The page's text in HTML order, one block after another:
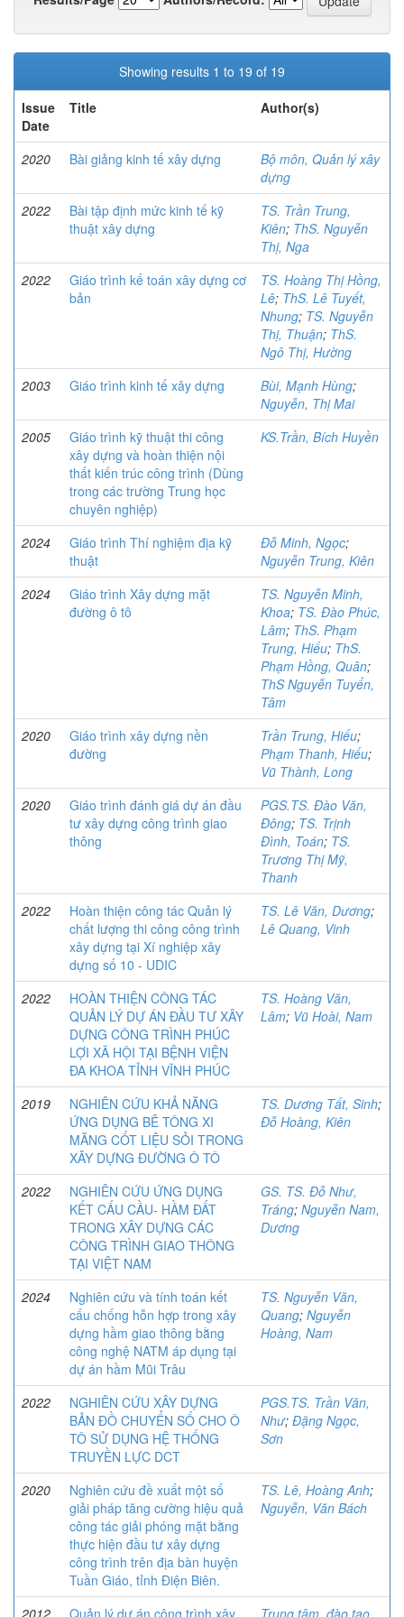
Showing results 1 to 19 of 19
Issue
Date
Title Author(s)
2020 Bài giảng kinh tế xây dựng
Bộ môn, Quản lý xây
dựng
2022
Bài tập định mức kinh tế kỹ
thuật xây dựng
TS. Trần Trung,
Kiên; ThS. Nguyễn
Thị, Nga
2022
Giáo trình kế toán xây dựng cơ
bản
TS. Hoàng Thị Hồng,
Lê; ThS. Lê Tuyết,
Nhung; TS. Nguyễn
Thị, Thuận; ThS.
Ngô Thị, Hường
2003
Giáo trình kinh tế xây dựng Bùi, Mạnh Hùng;
Nguyễn, Thị Mai
2005
Giáo trình kỹ thuật thi công
xây dựng và hoàn thiện nội
thất kiến trúc công trình (Dùng
trong các trường Trung học
chuyên nghiệp)
KS.Trần, Bích Huyền
2024
Giáo trình Thí nghiệm địa kỹ
thuật
Đỗ Minh, Ngọc;
Nguyễn Trung, Kiên
2024
Giáo trình Xây dựng mặt
đường ô tô
TS. Nguyễn Minh,
Khoa; TS. Đào Phúc,
Lâm; ThS. Phạm
Trung, Hiếu; ThS.
Phạm Hồng, Quân;
ThS Nguyễn Tuyển,
Tâm
2020
Giáo trình xây dựng nền
đường
Trần Trung, Hiếu;
Phạm Thanh, Hiếu;
Vũ Thành, Long
2020
Giáo trình đánh giá dự án đầu
tư xây dựng công trình giao
thông
PGS.TS. Đào Văn,
Đông; TS. Trịnh
Đình, Toán; TS.
Trương Thị Mỹ,
Thanh
2022
Hoàn thiện công tác Quản lý
chất lượng thi công công trình
xây dựng tại Xí nghiệp xây
dựng số 10 - UDIC
TS. Lê Văn, Dương;
Lê Quang, Vinh
2022
HOÀN THIỆN CÔNG TÁC
QUẢN LÝ DỰ ÁN ĐẦU TƯ XÂY
DỰNG CÔNG TRÌNH PHÚC
LỢI XÃ HỘI TẠI BỆNH VIỆN
ĐA KHOA TỈNH VĨNH PHÚC
TS. Hoàng Văn,
Lâm; Vũ Hoài, Nam
2019
NGHIÊN CỨU KHẢ NĂNG
ỨNG DỤNG BÊ TÔNG XI
MĂNG CỐT LIỆU SỎI TRONG
XÂY DỰNG ĐƯỜNG Ô TÔ
TS. Dương Tất, Sinh;
Đỗ Hoàng, Kiên
2022
NGHIÊN CỨU ỨNG DỤNG
KẾT CẤU CẦU- HẦM ĐẤT
TRONG XÂY DỰNG CÁC
CÔNG TRÌNH GIAO THÔNG
TẠI VIỆT NAM
GS. TS. Đỗ Như,
Tráng; Nguyễn Nam,
Dương
2024
Nghiên cứu và tính toán kết
cấu chống hỗn hợp trong xây
dựng hầm giao thông bằng
công nghệ NATM áp dụng tại
dự án hầm Mũi Trâu
TS. Nguyễn Văn,
Quang; Nguyễn
Hoàng, Nam
2022
NGHIÊN CỨU XÂY DỰNG
BẢN ĐỒ CHUYỂN SỐ CHO Ô
TÔ SỬ DỤNG HỆ THỐNG
TRUYỀN LỰC DCT
PGS.TS. Trần Văn,
Như; Đặng Ngọc,
Sơn
2020
Nghiên cứu đề xuất một số
giải pháp tăng cường hiệu quả
công tác giải phóng mặt bằng
thực hiện đầu tư xây dựng
công trình trên địa bàn huyện
Tuần Giáo, tỉnh Điện Biên.
TS. Lê, Hoàng Anh;
Nguyễn, Văn Bách